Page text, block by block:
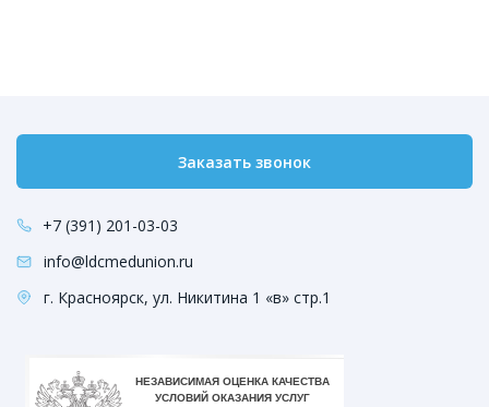
Заказать звонок
+7 (391) 201-03-03
info@ldcmedunion.ru
г. Красноярск, ул. Никитина 1 «в» стр.1